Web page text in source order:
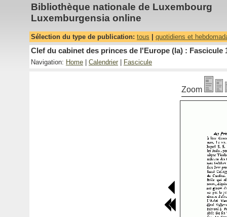
Bibliothèque nationale de Luxembourg
Luxemburgensia online
Sélection du type de publication: tous quotidiens et
Clef du cabinet des princes de l'Europe (la) : Fascicule
Navigation: Home Calendrier Fascicule
Zoom